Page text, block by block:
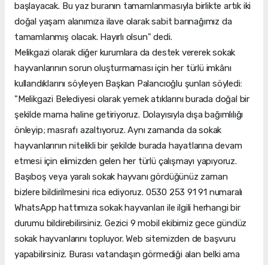
başlayacak. Bu yaz buranın tamamlanmasıyla birlikte artık iki
doğal yaşam alanımıza ilave olarak sabit barınağımız da
tamamlanmış olacak. Hayırlı olsun" dedi.
Melikgazi olarak diğer kurumlara da destek vererek sokak
hayvanlarının sorun oluşturmaması için her türlü imkânı
kullandıklarını söyleyen Başkan Palancıoğlu şunları söyledi:
"Melikgazi Belediyesi olarak yemek atıklarını burada doğal bir
şekilde mama haline getiriyoruz. Dolayısıyla dışa bağımlılığı
önleyip; masrafı azaltıyoruz. Aynı zamanda da sokak
hayvanlarının nitelikli bir şekilde burada hayatlarına devam
etmesi için elimizden gelen her türlü çalışmayı yapıyoruz.
Başıboş veya yaralı sokak hayvanı gördüğünüz zaman
bizlere bildirilmesini rica ediyoruz. 0530 253 91 91 numaralı
WhatsApp hattımıza sokak hayvanları ile ilgili herhangi bir
durumu bildirebilirsiniz. Gezici 9 mobil ekibimiz gece gündüz
sokak hayvanlarını topluyor. Web sitemizden de başvuru
yapabilirsiniz. Burası vatandaşın görmediği alan belki ama